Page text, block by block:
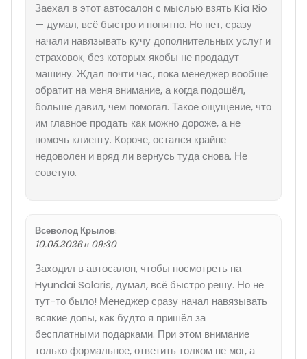
Заехал в этот автосалон с мыслью взять Kia Rio
— думал, всё быстро и понятно. Но нет, сразу
начали навязывать кучу дополнительных услуг и
страховок, без которых якобы не продадут
машину. Ждал почти час, пока менеджер вообще
обратит на меня внимание, а когда подошёл,
больше давил, чем помогал. Такое ощущение, что
им главное продать как можно дороже, а не
помочь клиенту. Короче, остался крайне
недоволен и вряд ли вернусь туда снова. Не
советую.
Всеволод Крылов:
10.05.2026 в 09:30
Заходил в автосалон, чтобы посмотреть на
Hyundai Solaris, думал, всё быстро решу. Но не
тут-то было! Менеджер сразу начал навязывать
всякие допы, как будто я пришёл за
бесплатными подарками. При этом внимание
только формальное, ответить толком не мог, а